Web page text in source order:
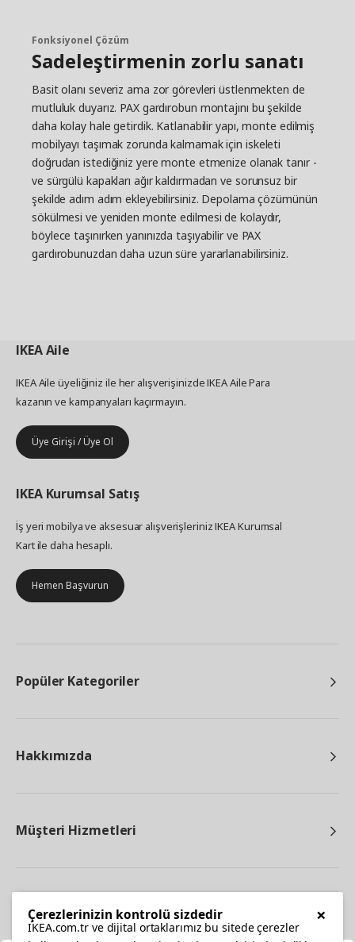
Fonksiyonel Çözüm
Sadeleştirmenin zorlu sanatı
Basit olanı severiz ama zor görevleri üstlenmekten de
mutluluk duyarız. PAX gardırobun montajını bu şekilde
daha kolay hale getirdik. Katlanabilir yapı, monte edilmiş
mobilyayı taşımak zorunda kalmamak için iskeleti
doğrudan istediğiniz yere monte etmenize olanak tanır -
ve sürgülü kapakları ağır kaldırmadan ve sorunsuz bir
şekilde adım adım ekleyebilirsiniz. Depolama çözümünün
sökülmesi ve yeniden monte edilmesi de kolaydır,
böylece taşınırken yanınızda taşıyabilir ve PAX
gardırobunuzdan daha uzun süre yararlanabilirsiniz.
IKEAAile
IKEA Aile üyeliğiniz ile her alışverişinizde IKEA Aile Para
kazanın ve kampanyaları kaçırmayın.
Üye Girişi / Üye Ol
IKEA Kurumsal Satış
İş yeri mobilya ve aksesuar alışverişleriniz IKEA Kurumsal
Kart ile daha hesaplı.
Hemen Başvurun
Popüler Kategoriler
Hakkımızda
Müşteri Hizmetleri
×
Çerezlerinizin kontrolü sizdedir
IKEA.com.tr ve dijital ortaklarımız bu sitede çerezler